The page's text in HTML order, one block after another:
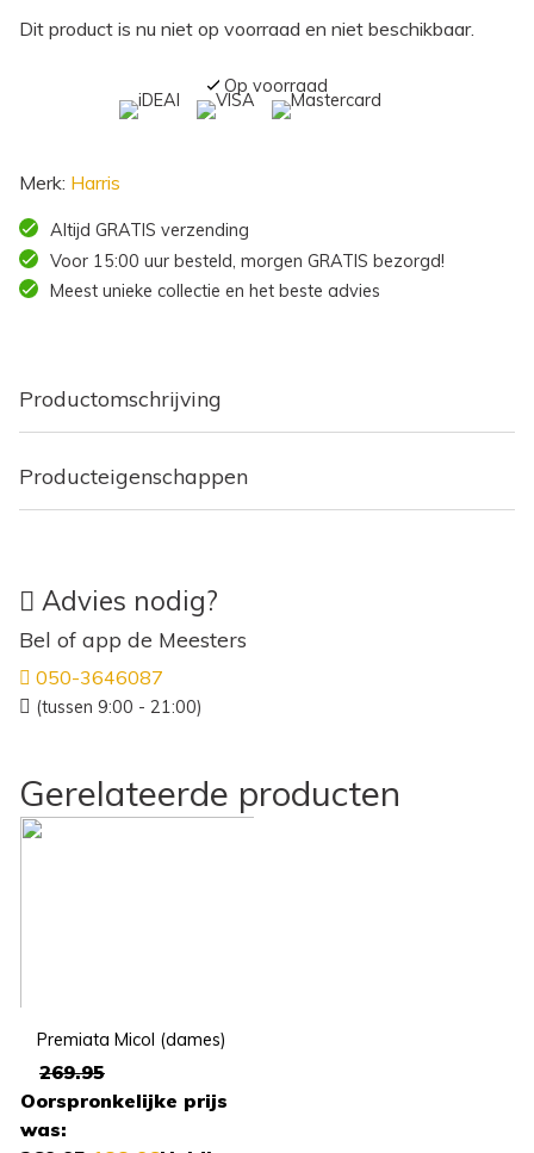
Dit product is nu niet op voorraad en niet beschikbaar.
Op voorraad
Merk: Harris
Altijd GRATIS verzending
Voor 15:00 uur besteld, morgen GRATIS bezorgd!
Meest unieke collectie en het beste advies
Productomschrijving
Producteigenschappen
Advies nodig?
Bel of app de Meesters
050-3646087
(tussen 9:00 - 21:00)
Gerelateerde producten
Premiata Micol (dames)
269.95
Oorspronkelijke prijs
was: